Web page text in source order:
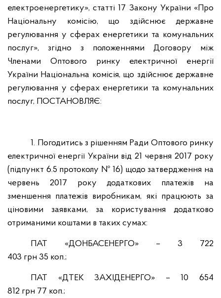
електроенергетику», статті 17 Закону України «Про
Національну комісію, що здійснює державне
регулювання у сферах енергетики та комунальних
послуг», згідно з положеннями Договору між
Членами Оптового ринку електричної енергії
України Національна комісія, що здійснює державне
регулювання у сферах енергетики та комунальних
послуг, ПОСТАНОВЛЯЄ:
1. Погодитись з рішенням Ради Оптового ринку
електричної енергії України від 21 червня 2017 року
(підпункт 6.5 протоколу № 16) щодо затвердження на
червень 2017 року додаткових платежів на
зменшення платежів виробникам, які працюють за
ціновими заявками, за користування додатково
отриманими коштами в таких сумах:
ПАТ «ДОНБАСЕНЕРГО»
– 3 722
403 грн 35 коп.;
ПАТ «ДТЕК ЗАХІДЕНЕРГО»
– 10 654
812 грн 77 коп.;